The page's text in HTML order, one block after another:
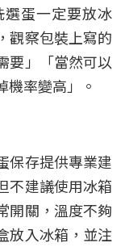
蛋一定要放冰
觀察包裝上寫的
要」「當然可以
率變高」。
保存提供專業建
不建議使用冰箱
開關，溫度不夠
放入冰箱，並注